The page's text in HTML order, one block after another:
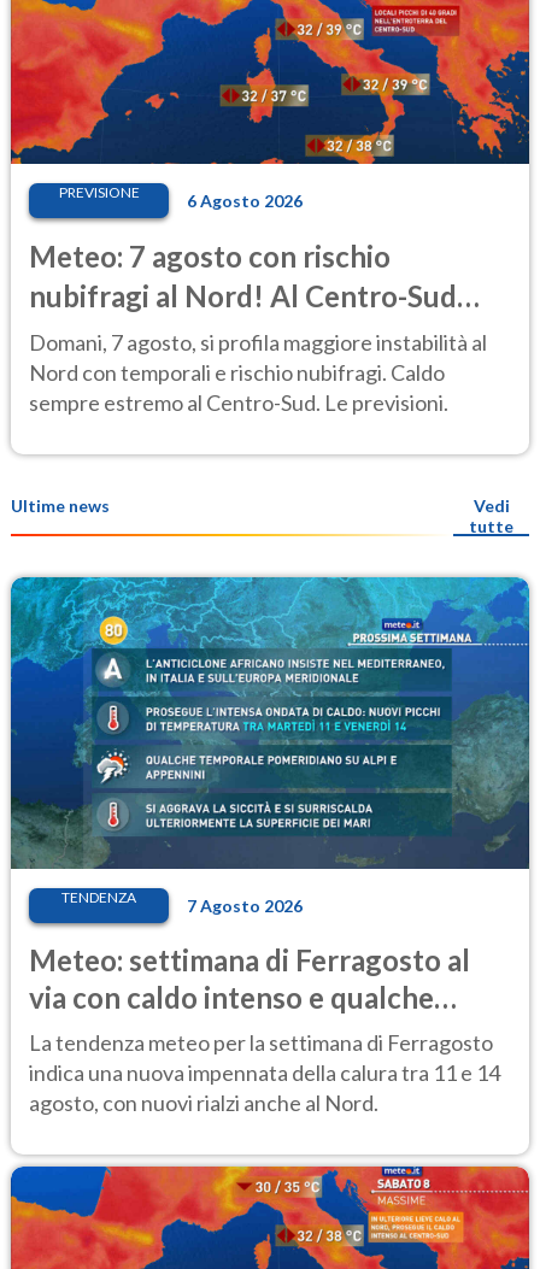
PREVISIONE 6 Agosto 2026
Meteo: 7 agosto con rischio
nubifragi al Nord! Al Centro-Sud
caldo estremo
Domani, 7 agosto, si profila maggiore instabilità al
Nord con temporali e rischio nubifragi. Caldo
sempre estremo al Centro-Sud. Le previsioni.
Ultime news
Vedi
tutte
TENDENZA 7 Agosto 2026
Meteo: settimana di Ferragosto al
via con caldo intenso e qualche
temporale
La tendenza meteo per la settimana di Ferragosto
indica una nuova impennata della calura tra 11 e 14
agosto, con nuovi rialzi anche al Nord.